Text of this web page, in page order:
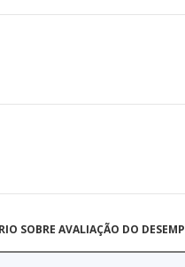
SOBRE AVALIAÇÃO DO